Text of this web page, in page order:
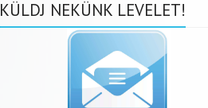
KÜLDJ NEKÜNK LEVELET!